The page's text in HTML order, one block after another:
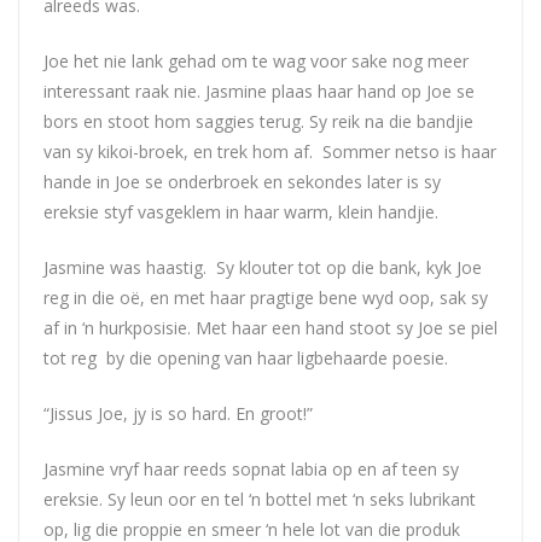
alreeds was.
Joe het nie lank gehad om te wag voor sake nog meer
interessant raak nie. Jasmine plaas haar hand op Joe se
bors en stoot hom saggies terug. Sy reik na die bandjie
van sy kikoi-broek, en trek hom af. Sommer netso is haar
hande in Joe se onderbroek en sekondes later is sy
ereksie styf vasgeklem in haar warm, klein handjie.
Jasmine was haastig. Sy klouter tot op die bank, kyk Joe
reg in die oë, en met haar pragtige bene wyd oop, sak sy
af in ‘n hurkposisie. Met haar een hand stoot sy Joe se piel
tot reg by die opening van haar ligbehaarde poesie.
“Jissus Joe, jy is so hard. En groot!”
Jasmine vryf haar reeds sopnat labia op en af teen sy
ereksie. Sy leun oor en tel ‘n bottel met ‘n seks lubrikant
op, lig die proppie en smeer ‘n hele lot van die produk